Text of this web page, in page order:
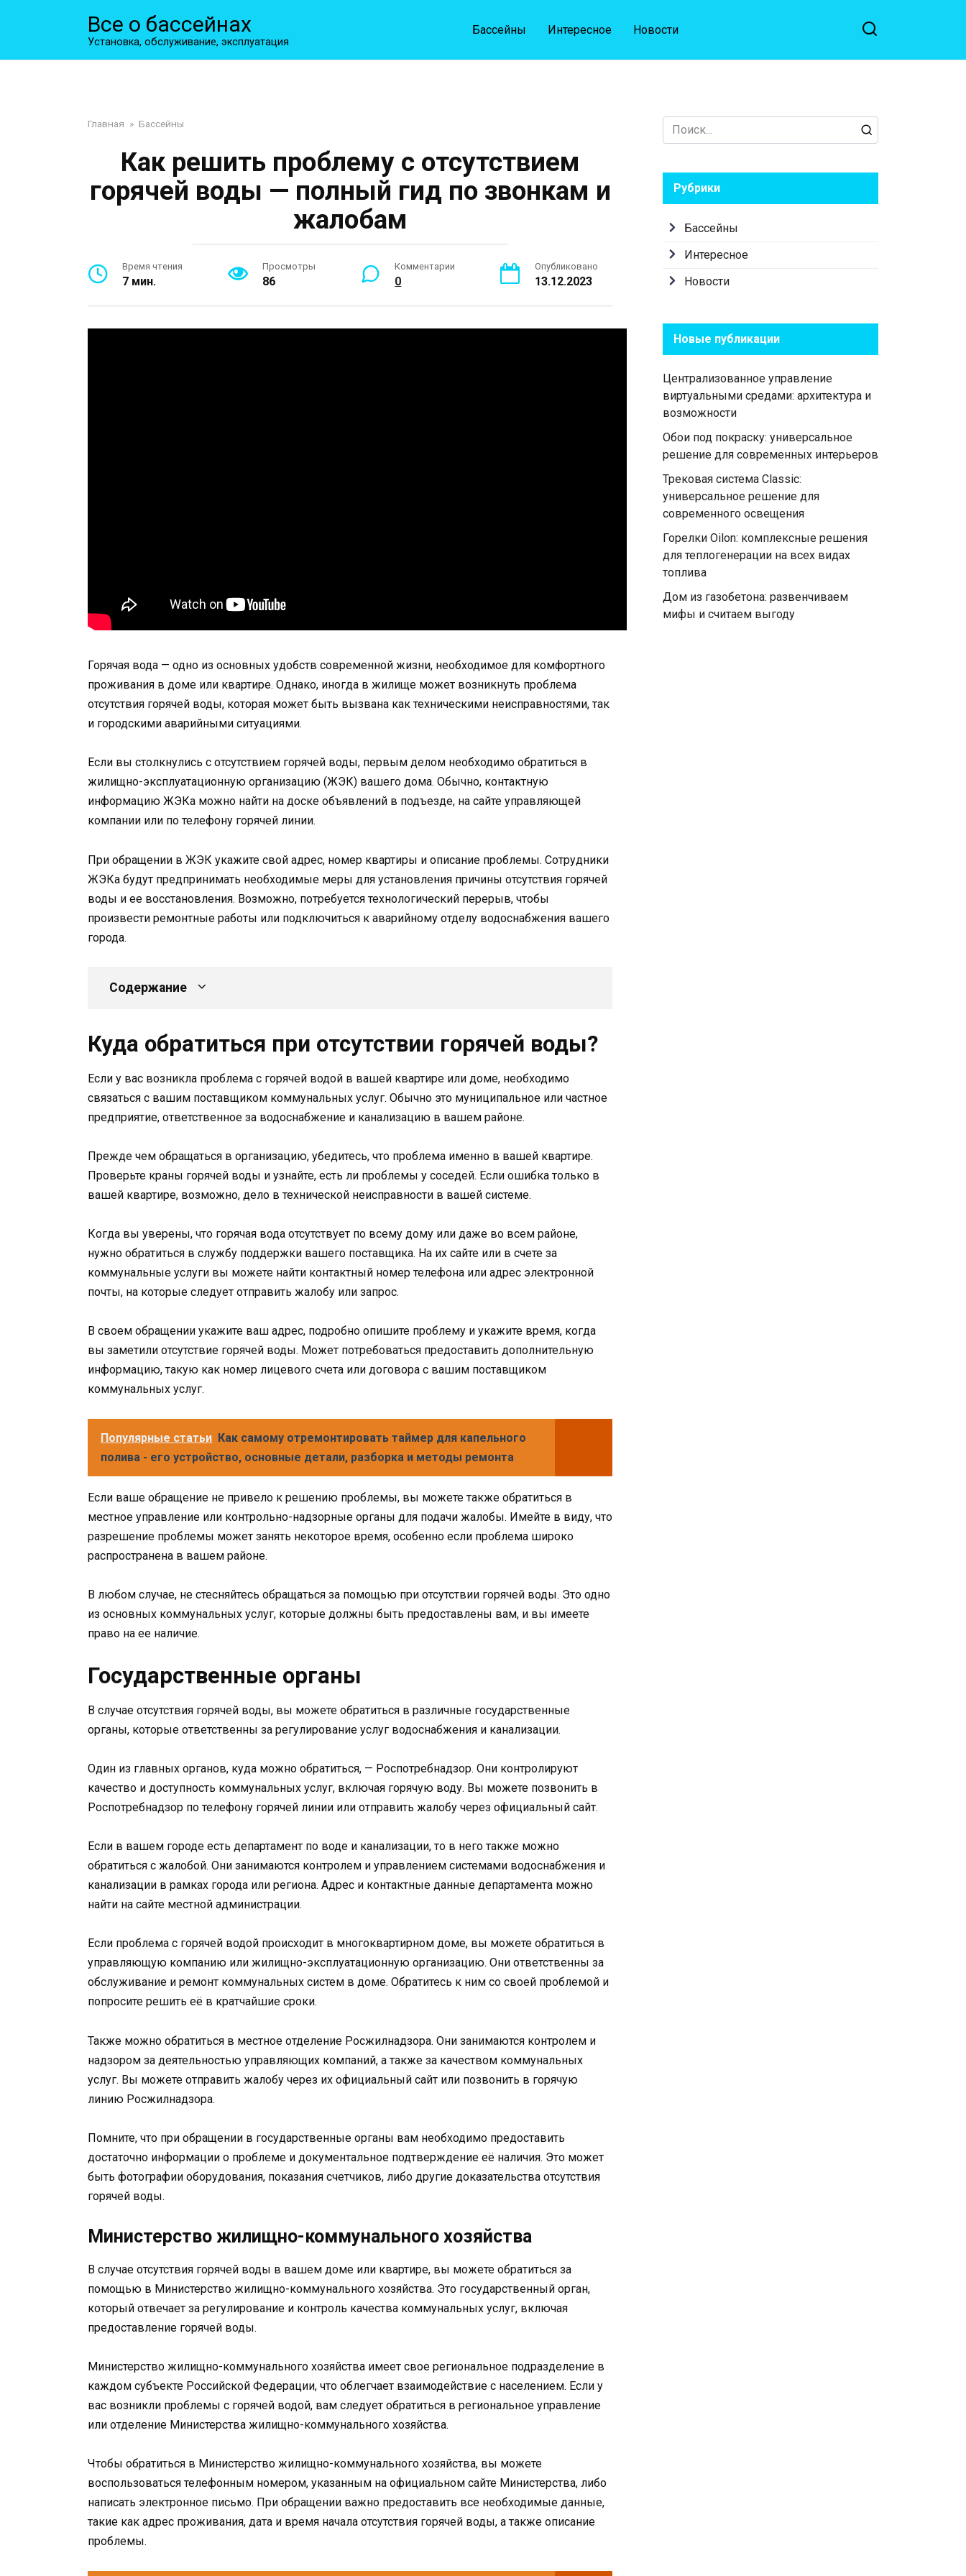
Все о бассейнах
Установка, обслуживание, эксплуатация
Бассейны Интересное Новости
Главная » Бассейны
Как решить проблему с отсутствием
горячей воды — полный гид по звонкам и
жалобам
Время чтения
7 мин.
Просмотры
86
Комментарии
0
Опубликовано
13.12.2023
Горячая вода — одно из основных удобств современной жизни, необходимое для комфортного
проживания в доме или квартире. Однако, иногда в жилище может возникнуть проблема
отсутствия горячей воды, которая может быть вызвана как техническими неисправностями, так
и городскими аварийными ситуациями.
Если вы столкнулись с отсутствием горячей воды, первым делом необходимо обратиться в
жилищно-эксплуатационную организацию (ЖЭК) вашего дома. Обычно, контактную
информацию ЖЭКа можно найти на доске объявлений в подъезде, на сайте управляющей
компании или по телефону горячей линии.
При обращении в ЖЭК укажите свой адрес, номер квартиры и описание проблемы. Сотрудники
ЖЭКа будут предпринимать необходимые меры для установления причины отсутствия горячей
воды и ее восстановления. Возможно, потребуется технологический перерыв, чтобы
произвести ремонтные работы или подключиться к аварийному отделу водоснабжения вашего
города.
Содержание
Куда обратиться при отсутствии горячей воды?
Если у вас возникла проблема с горячей водой в вашей квартире или доме, необходимо
связаться с вашим поставщиком коммунальных услуг. Обычно это муниципальное или частное
предприятие, ответственное за водоснабжение и канализацию в вашем районе.
Прежде чем обращаться в организацию, убедитесь, что проблема именно в вашей квартире.
Проверьте краны горячей воды и узнайте, есть ли проблемы у соседей. Если ошибка только в
вашей квартире, возможно, дело в технической неисправности в вашей системе.
Когда вы уверены, что горячая вода отсутствует по всему дому или даже во всем районе,
нужно обратиться в службу поддержки вашего поставщика. На их сайте или в счете за
коммунальные услуги вы можете найти контактный номер телефона или адрес электронной
почты, на которые следует отправить жалобу или запрос.
В своем обращении укажите ваш адрес, подробно опишите проблему и укажите время, когда
вы заметили отсутствие горячей воды. Может потребоваться предоставить дополнительную
информацию, такую как номер лицевого счета или договора с вашим поставщиком
коммунальных услуг.
Популярные статьи Как самому отремонтировать таймер для капельного
полива - его устройство, основные детали, разборка и методы ремонта
Если ваше обращение не привело к решению проблемы, вы можете также обратиться в
местное управление или контрольно-надзорные органы для подачи жалобы. Имейте в виду, что
разрешение проблемы может занять некоторое время, особенно если проблема широко
распространена в вашем районе.
В любом случае, не стесняйтесь обращаться за помощью при отсутствии горячей воды. Это одно
из основных коммунальных услуг, которые должны быть предоставлены вам, и вы имеете
право на ее наличие.
Государственные органы
В случае отсутствия горячей воды, вы можете обратиться в различные государственные
органы, которые ответственны за регулирование услуг водоснабжения и канализации.
Один из главных органов, куда можно обратиться, — Роспотребнадзор. Они контролируют
качество и доступность коммунальных услуг, включая горячую воду. Вы можете позвонить в
Роспотребнадзор по телефону горячей линии или отправить жалобу через официальный сайт.
Если в вашем городе есть департамент по воде и канализации, то в него также можно
обратиться с жалобой. Они занимаются контролем и управлением системами водоснабжения и
канализации в рамках города или региона. Адрес и контактные данные департамента можно
найти на сайте местной администрации.
Если проблема с горячей водой происходит в многоквартирном доме, вы можете обратиться в
управляющую компанию или жилищно-эксплуатационную организацию. Они ответственны за
обслуживание и ремонт коммунальных систем в доме. Обратитесь к ним со своей проблемой и
попросите решить её в кратчайшие сроки.
Также можно обратиться в местное отделение Росжилнадзора. Они занимаются контролем и
надзором за деятельностью управляющих компаний, а также за качеством коммунальных
услуг. Вы можете отправить жалобу через их официальный сайт или позвонить в горячую
линию Росжилнадзора.
Помните, что при обращении в государственные органы вам необходимо предоставить
достаточно информации о проблеме и документальное подтверждение её наличия. Это может
быть фотографии оборудования, показания счетчиков, либо другие доказательства отсутствия
горячей воды.
Министерство жилищно-коммунального хозяйства
В случае отсутствия горячей воды в вашем доме или квартире, вы можете обратиться за
помощью в Министерство жилищно-коммунального хозяйства. Это государственный орган,
который отвечает за регулирование и контроль качества коммунальных услуг, включая
предоставление горячей воды.
Министерство жилищно-коммунального хозяйства имеет свое региональное подразделение в
каждом субъекте Российской Федерации, что облегчает взаимодействие с населением. Если у
вас возникли проблемы с горячей водой, вам следует обратиться в региональное управление
или отделение Министерства жилищно-коммунального хозяйства.
Чтобы обратиться в Министерство жилищно-коммунального хозяйства, вы можете
воспользоваться телефонным номером, указанным на официальном сайте Министерства, либо
написать электронное письмо. При обращении важно предоставить все необходимые данные,
такие как адрес проживания, дата и время начала отсутствия горячей воды, а также описание
проблемы.
Search
for:
Рубрики
Бассейны
Интересное
Новости
Новые публикации
Централизованное управление
виртуальными средами: архитектура и
возможности
Обои под покраску: универсальное
решение для современных интерьеров
Трековая система Classic:
универсальное решение для
современного освещения
Горелки Oilon: комплексные решения
для теплогенерации на всех видах
топлива
Дом из газобетона: развенчиваем
мифы и считаем выгоду